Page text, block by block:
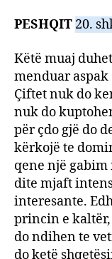
PESHQIT 20.
Këtë muaj
menduar aspak
Çiftet nuk do
nuk do
për çdo gjë do
kërkojë te
qene një gabim
dite mjaft
interesante.
princin e kaltër,
do ndihen te
do ketë